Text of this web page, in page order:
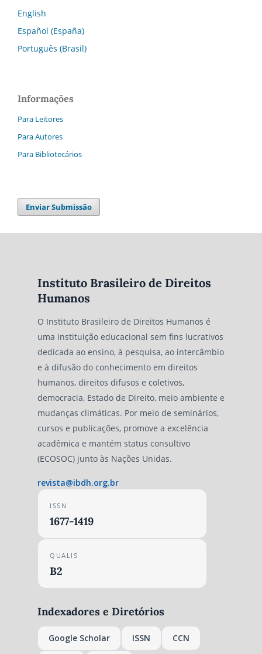
English
Español (España)
Português (Brasil)
Informações
Para Leitores
Para Autores
Para Bibliotecários
Enviar Submissão
Instituto Brasileiro de Direitos
Humanos
O Instituto Brasileiro de Direitos Humanos é
uma instituição educacional sem fins lucrativos
dedicada ao ensino, à pesquisa, ao intercâmbio
e à difusão do conhecimento em direitos
humanos, direitos difusos e coletivos,
democracia, Estado de Direito, meio ambiente e
mudanças climáticas. Por meio de seminários,
cursos e publicações, promove a excelência
acadêmica e mantém status consultivo
(ECOSOC) junto às Nações Unidas.
revista@ibdh.org.br
ISSN
1677-1419
QUALIS
B2
Indexadores e Diretórios
Google Scholar ISSN CCN